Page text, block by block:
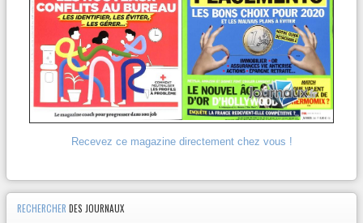
Recevez ce magazine directement chez vous !
RECHERCHER DES JOURNAUX